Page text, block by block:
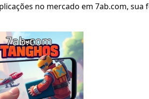
no mercado em 7ab.com, sua